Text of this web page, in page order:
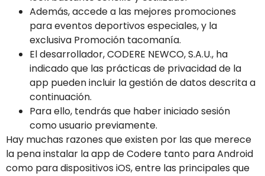
Además, accede a las mejores promociones
para eventos deportivos especiales, y la
exclusiva Promoción tacomanía.
El desarrollador, CODERE NEWCO, S.A.U., ha
indicado que las prácticas de privacidad de la
app pueden incluir la gestión de datos descrita a
continuación.
Para ello, tendrás que haber iniciado sesión
como usuario previamente.
Hay muchas razones que existen por las que merece
la pena instalar la app de Codere tanto para Android
como para dispositivos iOS, entre las principales que